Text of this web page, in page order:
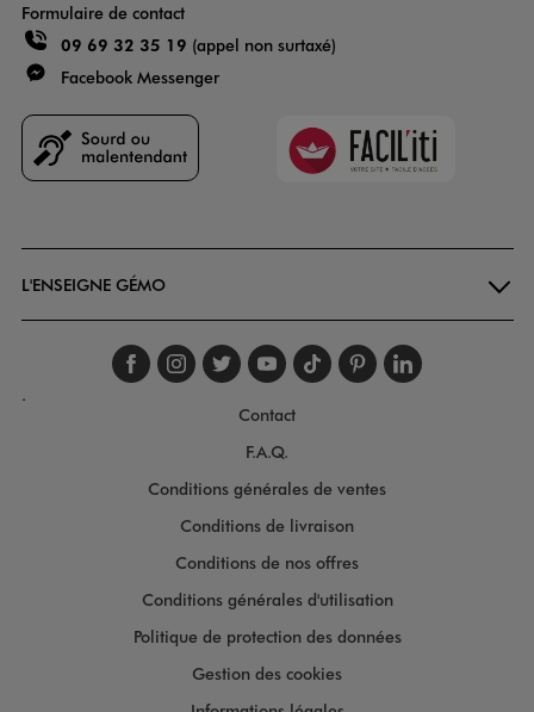
Formulaire de contact
09 69 32 35 19 (appel non surtaxé)
Facebook Messenger
Faciliti
L'ENSEIGNE GÉMO
Suivez-nous sur
Suivez-nous sur
Suivez-nous sur
Suivez-nous
Suivez-nous
Suivez-
.
Contact
F.A.Q.
Conditions générales de ventes
Conditions de livraison
Conditions de nos offres
Conditions générales d'utilisation
Politique de protection des données
Gestion des cookies